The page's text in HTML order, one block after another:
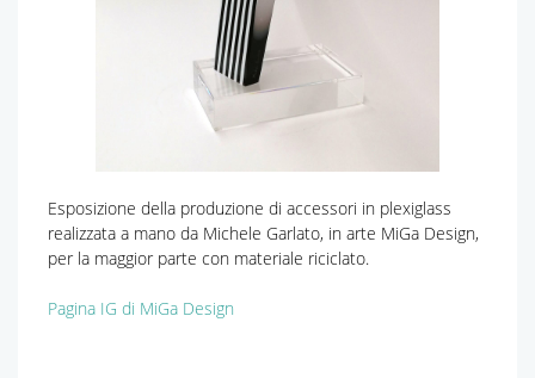
Esposizione della produzione di accessori in plexiglass
realizzata a mano da Michele Garlato, in arte MiGa Design,
per la maggior parte con materiale riciclato.
Pagina IG di MiGa Design